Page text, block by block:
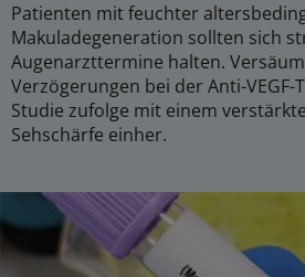
Patienten mit feuchter
Makuladegeneration sollten sich
Augenarzttermine halten.
Verzögerungen bei der Anti-
Studie zufolge mit einem
Sehschärfe einher.